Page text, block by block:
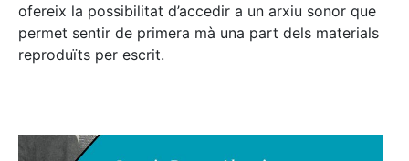
ofereix la possibilitat d’accedir a un arxiu sonor que
permet sentir de primera mà una part dels materials
reproduïts per escrit.